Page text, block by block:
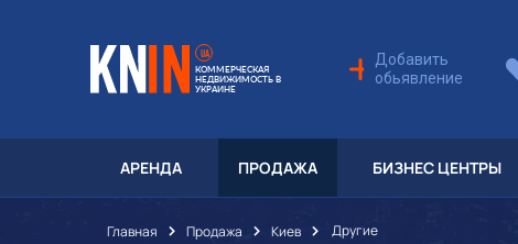
UA
КОММЕРЧЕСКАЯ
НЕДВИЖИМОСТЬ В
УКРАИНЕ
Добавить
обьявление
АРЕНДА ПРОДАЖА БИЗНЕС ЦЕНТРЫ
Главная Продажа Киев Другие